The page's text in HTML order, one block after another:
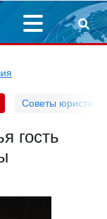
Советы юриста
гость